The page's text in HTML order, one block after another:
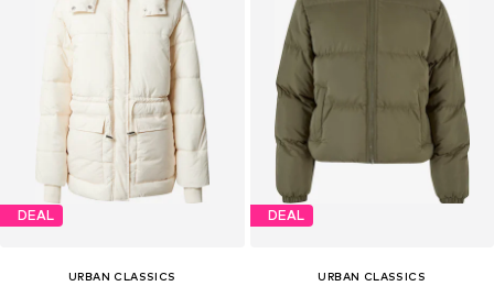
DEAL
URBAN CLASSICS
DEAL
URBAN CLASSICS